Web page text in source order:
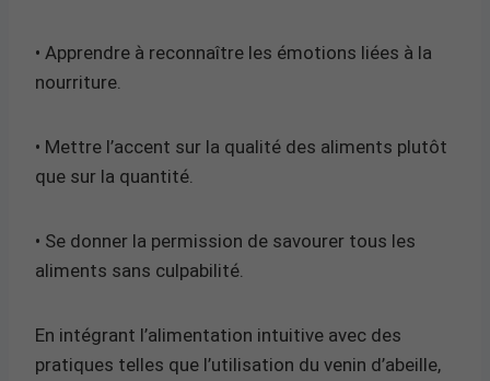
• Apprendre à reconnaître les émotions liées à la
nourriture.
• Mettre l’accent sur la qualité des aliments plutôt
que sur la quantité.
• Se donner la permission de savourer tous les
aliments sans culpabilité.
En intégrant l’alimentation intuitive avec des
pratiques telles que l’utilisation du venin d’abeille,